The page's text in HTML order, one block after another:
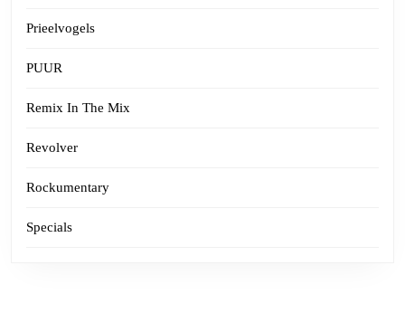
Prieelvogels
PUUR
Remix In The Mix
Revolver
Rockumentary
Specials